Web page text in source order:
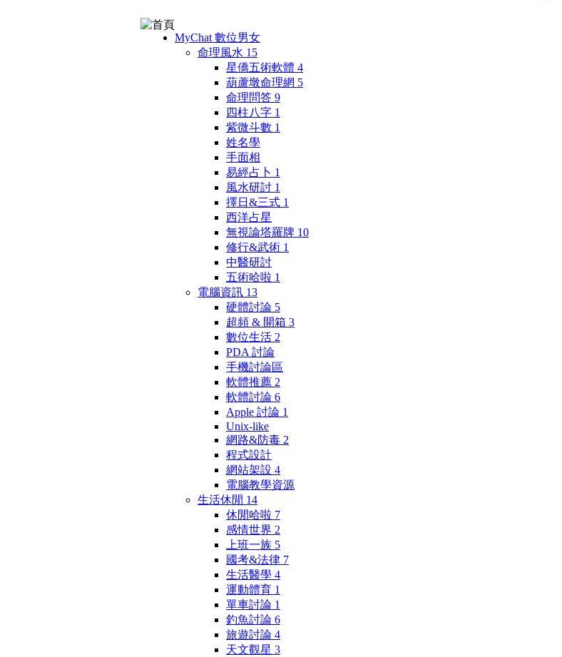
MyChat 數位男女
命理風水 15
星僑五術軟體 4
葫蘆墩命理網 5
命理問答 9
四柱八字 1
紫微斗數 1
姓名學
手面相
易經占卜 1
風水研討 1
擇日&三式 1
西洋占星
無視論塔羅牌 10
修行&武術 1
中醫研討
五術哈啦 1
電腦資訊 13
硬體討論 5
超頻 & 開箱 3
數位生活 2
PDA 討論
手機討論區
軟體推薦 2
軟體討論 6
Apple 討論 1
Unix-like
網路&防毒 2
程式設計
網站架設 4
電腦教學資源
生活休閒 14
休閒哈啦 7
感情世界 2
上班一族 5
國考&法律 7
生活醫學 4
運動體育 1
單車討論 1
釣魚討論 6
旅遊討論 4
天文觀星 3